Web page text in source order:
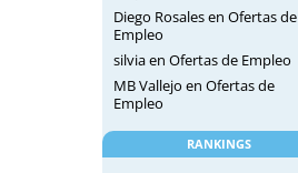
Diego Rosalesen Ofertas de
Empleo
silviaen Ofertas de Empleo
MB Vallejo en Ofertas de
Empleo
RANKINGS